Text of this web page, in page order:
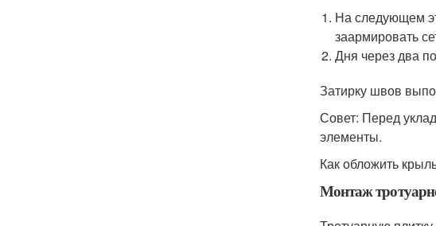
На следующем
заармировать
Дня через два
Затирку швов
Совет: Перед
элементы.
Как обложить
Монтаж